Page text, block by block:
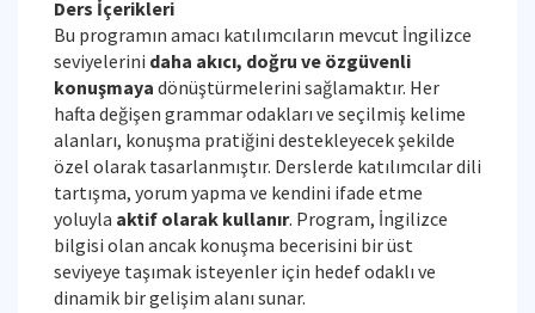
Ders İçerikleri
Bu programın amacı katılımcıların mevcut İngilizce
seviyelerini daha akıcı, doğru ve özgüvenli
konuşmaya dönüştürmelerini sağlamaktır. Her
hafta değişen grammar odakları ve seçilmiş kelime
alanları, konuşma pratiğini destekleyecek şekilde
özel olarak tasarlanmıştır. Derslerde katılımcılar dili
tartışma, yorum yapma ve kendini ifade etme
yoluyla aktif olarak kullanır. Program, İngilizce
bilgisi olan ancak konuşma becerisini bir üst
seviyeye taşımak isteyenler için hedef odaklı ve
dinamik bir gelişim alanı sunar.